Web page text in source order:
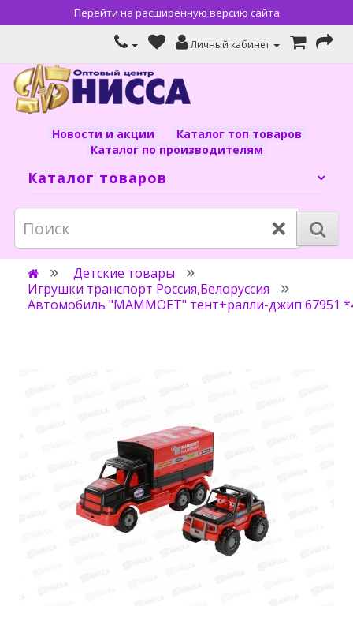
Перейти на расширенную версию сайта
Личный кабинет
Новости и акции
Каталог топ товаров
Каталог по производителям
Каталог товаров
×
Детские товары
Игрушки транспорт Россия,Белоруссия
Автомобиль "МАММОЕТ" тент+ралли-джип 67951